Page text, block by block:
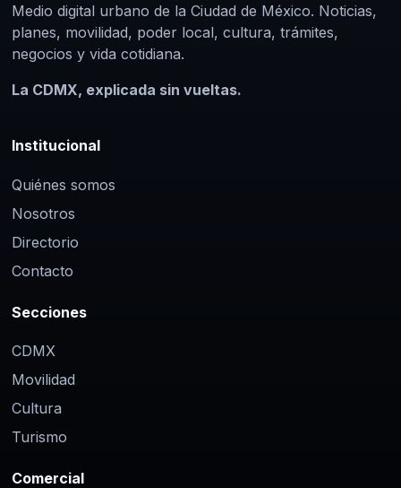
Medio digital urbano de la Ciudad de México. Noticias,
planes, movilidad, poder local, cultura, trámites,
negocios y vida cotidiana.
La CDMX, explicada sin vueltas.
Institucional
Quiénes somos
Nosotros
Directorio
Contacto
Secciones
CDMX
Movilidad
Cultura
Turismo
Comercial